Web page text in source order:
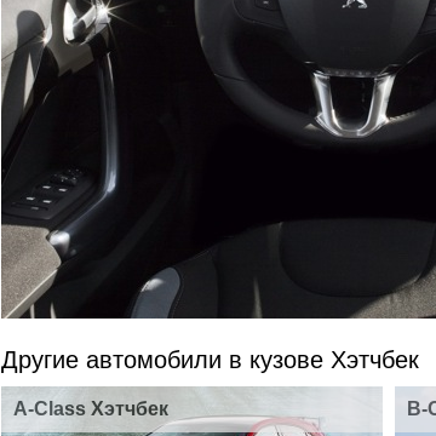
Другие автомобили в кузове Хэтчбек
A-Class Хэтчбек B-